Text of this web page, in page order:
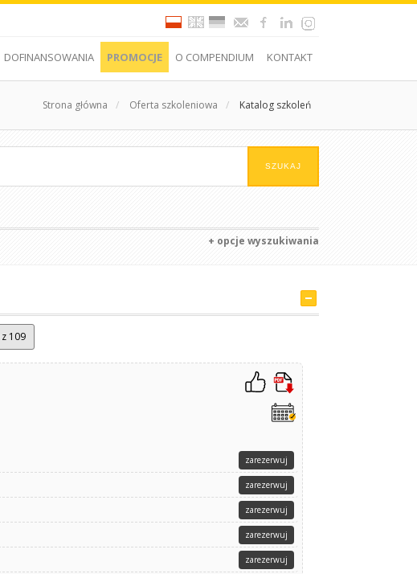
DOFINANSOWANIA PROMOCJE O COMPENDIUM KONTAKT
Strona główna / Oferta szkoleniowa / Katalog szkoleń
+ opcje wyszukiwania
z 109
zarezerwuj
zarezerwuj
zarezerwuj
zarezerwuj
zarezerwuj